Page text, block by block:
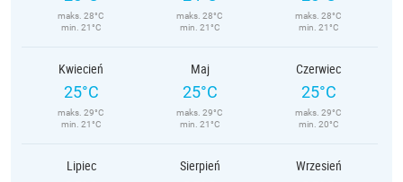
maks. 28°C
min. 21°C
maks. 28°C
min. 21°C
maks. 28°C
min. 21°C
Kwiecień
25°C
maks. 29°C
min. 21°C
Maj
25°C
maks. 29°C
min. 21°C
Czerwiec
25°C
maks. 29°C
min. 20°C
Lipiec Sierpień Wrzesień